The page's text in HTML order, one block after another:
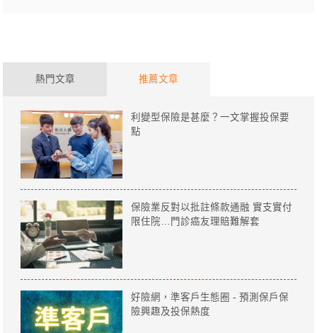
熱門文章 推薦文章
利變型保險是甚麼？一文掌握投保要
點
保險業反對以批註條款通融 實支實付
限住院…門診癌友理賠難解套
好險網，準客戶生態圈 - 預測保戶保
險興趣及投保熱度